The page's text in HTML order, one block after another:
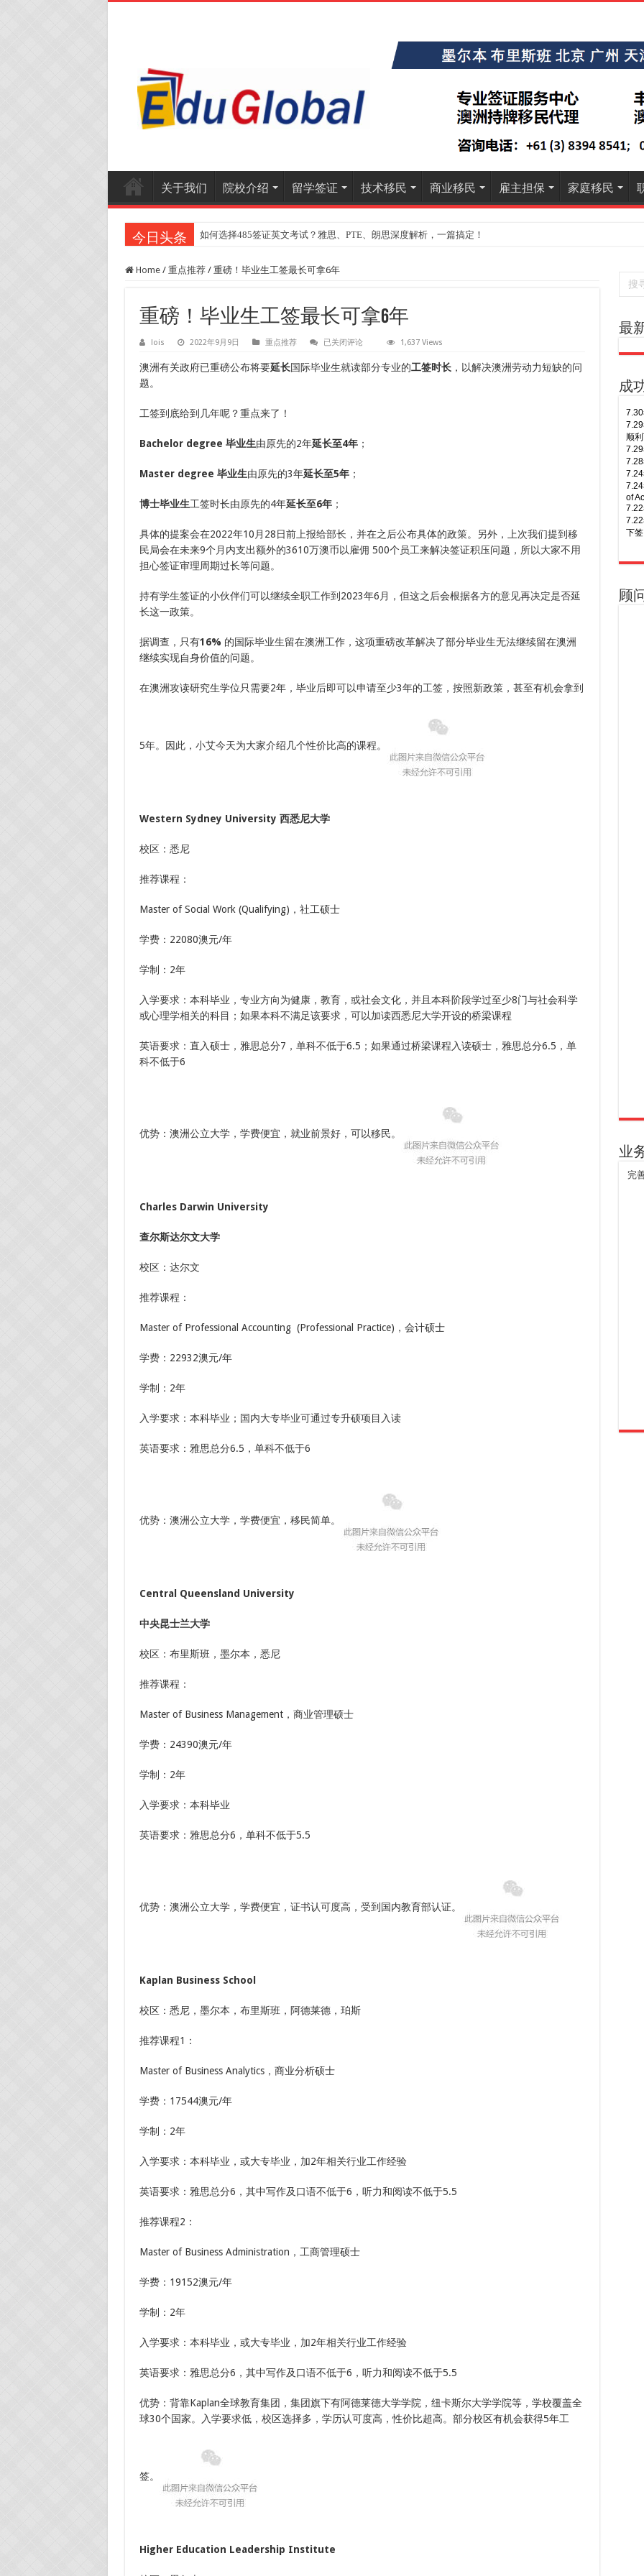
关于我们 院校介绍 留学签证 技术移民 商业移民 雇主担保 家庭移民
今日头条 如何选择485签证英文考试？雅思、PTE、朗思深度解析，一篇搞定！
2025年《澳洲金融评论报》大学排名出炉：一份关乎本地就业与声誉的择校指南
Home / 重点推荐 / 重磅！毕业生工签最长可拿6年
重磅！毕业生工签最长可拿6年
lois 2022年9月9日 重点推荐
重
毕
业
可
拿
年
已关闭评论 1,637 Views
澳洲有关政府已重磅公布将要延长国际毕业生就读部分专业的工签时长，以解决澳洲劳动力短缺的问
题。
工签到底给到几年呢？重点来了！
Bachelor degree 毕业生由原先的2年延长至4年；
Master degree 毕业生由原先的3年延长至5年；
博士毕业生工签时长由原先的4年延长至6年；
具体的提案会在2022年10月28日前上报给部长，并在之后公布具体的政策。另外，上次我们提到移
民局会在未来9个月内支出额外的3610万澳币以雇佣 500个员工来解决签证积压问题，所以大家不用
担心签证审理周期过长等问题。
持有学生签证的小伙伴们可以继续全职工作到2023年6月，但这之后会根据各方的意见再决定是否延
长这一政策。
据调查，只有16% 的国际毕业生留在澳洲工作，这项重磅改革解决了部分毕业生无法继续留在澳洲
继续实现自身价值的问题。
在澳洲攻读研究生学位只需要2年，毕业后即可以申请至少3年的工签，按照新政策，甚至有机会拿到
5年。因此，小艾今天为大家介绍几个性价比高的课程。
Western Sydney University 西悉尼大学
校区：悉尼
推荐课程：
Master of Social Work (Qualifying)，社工硕士
学费：22080澳元/年
学制：2年
入学要求：本科毕业，专业方向为健康，教育，或社会文化，并且本科阶段学过至少8门与社会科学
或心理学相关的科目；如果本科不满足该要求，可以加读西悉尼大学开设的桥梁课程
英语要求：直入硕士，雅思总分7，单科不低于6.5；如果通过桥梁课程入读硕士，雅思总分6.5，单
科不低于6
优势：澳洲公立大学，学费便宜，就业前景好，可以移民。
Charles Darwin University
查尔斯达尔文大学
校区：达尔文
推荐课程：
Master of Professional Accounting (Professional Practice)，会计硕士
学费：22932澳元/年
学制：2年
入学要求：本科毕业；国内大专毕业可通过专升硕项目入读
英语要求：雅思总分6.5，单科不低于6
优势：澳洲公立大学，学费便宜，移民简单。
Central Queensland University
中央昆士兰大学
校区：布里斯班，墨尔本，悉尼
推荐课程：
Master of Business Management，商业管理硕士
学费：24390澳元/年
学制：2年
入学要求：本科毕业
英语要求：雅思总分6，单科不低于5.5
优势：澳洲公立大学，学费便宜，证书认可度高，受到国内教育部认证。
Kaplan Business School
校区：悉尼，墨尔本，布里斯班，阿德莱德，珀斯
推荐课程1：
Master of Business Analytics，商业分析硕士
学费：17544澳元/年
学制：2年
入学要求：本科毕业，或大专毕业，加2年相关行业工作经验
英语要求：雅思总分6，其中写作及口语不低于6，听力和阅读不低于5.5
推荐课程2：
Master of Business Administration，工商管理硕士
学费：19152澳元/年
学制：2年
入学要求：本科毕业，或大专毕业，加2年相关行业工作经验
英语要求：雅思总分6，其中写作及口语不低于6，听力和阅读不低于5.5
优势：背靠Kaplan全球教育集团，集团旗下有阿德莱德大学学院，纽卡斯尔大学学院等，学校覆盖全
球30个国家。入学要求低，校区选择多，学历认可度高，性价比超高。部分校区有机会获得5年工
签。
Higher Education Leadership Institute
最
成
8.6
顺
of
下
签！
顾
业
完